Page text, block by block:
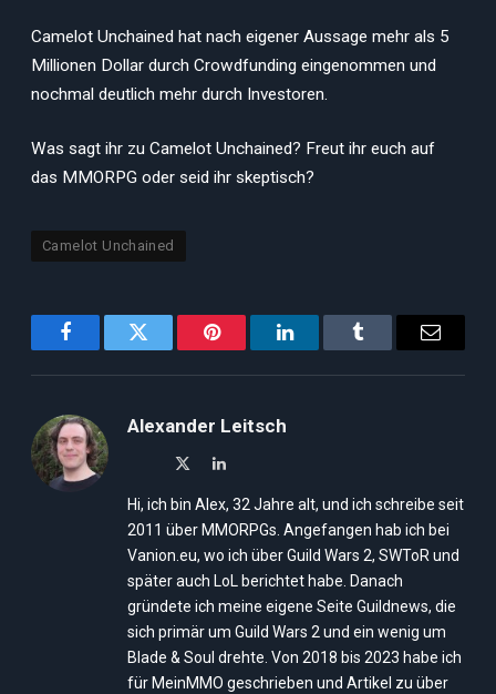
Camelot Unchained hat nach eigener Aussage mehr als 5
Millionen Dollar durch Crowdfunding eingenommen und
nochmal deutlich mehr durch Investoren.
Was sagt ihr zu Camelot Unchained? Freut ihr euch auf
das MMORPG oder seid ihr skeptisch?
Camelot Unchained
FacebookTwitter PinterestLinkedInTumblr Email
Alexander Leitsch
LinkedIn
Hi, ich bin Alex, 32 Jahre alt, und ich schreibe seit
2011 über MMORPGs. Angefangen hab ich bei
Vanion.eu, wo ich über Guild Wars 2, SWToR und
später auch LoL berichtet habe. Danach
gründete ich meine eigene Seite Guildnews, die
sich primär um Guild Wars 2 und ein wenig um
Blade & Soul drehte. Von 2018 bis 2023 habe ich
für MeinMMO geschrieben und Artikel zu über